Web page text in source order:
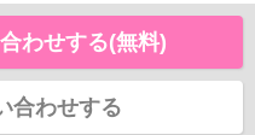
わせする(無料)
合わせする